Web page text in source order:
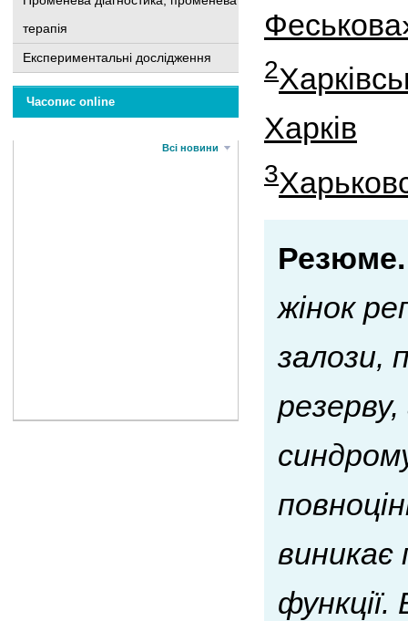
терапія
Експериментальні дослідження
Часопис online
Всі новини
2
Харків
3
Резюме.
жінок
залози,
виникає